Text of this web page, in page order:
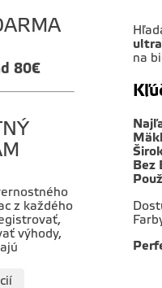
80€
z každého
výhody,
na
Bez